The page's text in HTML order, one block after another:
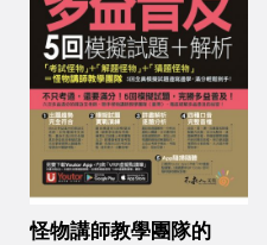
怪物講師教學團隊的